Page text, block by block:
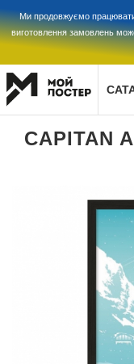
Ми продовжуємо
виготовлення замовлень
CAPITAN